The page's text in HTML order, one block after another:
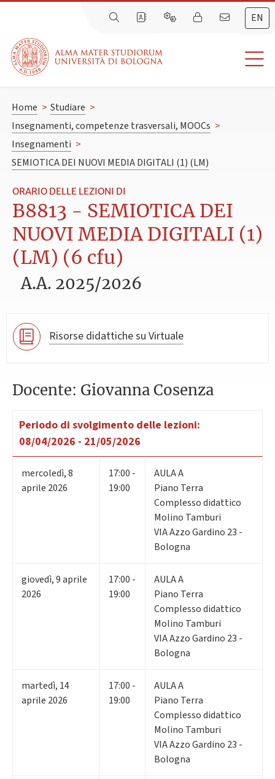
EN
Home > Studiare >
Insegnamenti, competenze trasversali, MOOCs >
Insegnamenti >
SEMIOTICA DEI NUOVI MEDIA DIGITALI (1) (LM)
ORARIO DELLE LEZIONI DI
B8813 - SEMIOTICA DEI
NUOVI MEDIA DIGITALI (1)
(LM) (6 cfu)
A.A. 2025/2026
Risorse didattiche su Virtuale
Docente: Giovanna Cosenza
Periodo di svolgimento delle lezioni:
08/04/2026 - 21/05/2026
mercoledì,8
aprile 2026
17:00 -
19:00
AULA A
Piano Terra
Complesso didattico
Molino Tamburi
VIA Azzo Gardino 23 -
Bologna
giovedì,9aprile
2026
17:00 -
19:00
AULA A
Piano Terra
Complesso didattico
Molino Tamburi
VIA Azzo Gardino 23 -
Bologna
martedì, 14
aprile 2026
17:00 -
19:00
AULA A
Piano Terra
Complesso didattico
Molino Tamburi
VIA Azzo Gardino 23 -
Bologna